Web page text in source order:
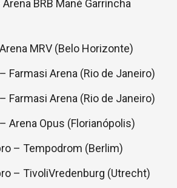
BRB Mané Garrincha
MRV (Belo Horizonte)
Farmasi Arena (Rio de Janeiro)
Farmasi Arena (Rio de Janeiro)
Arena Opus (Florianópolis)
– Tempodrom (Berlim)
– TivoliVredenburg (Utrecht)